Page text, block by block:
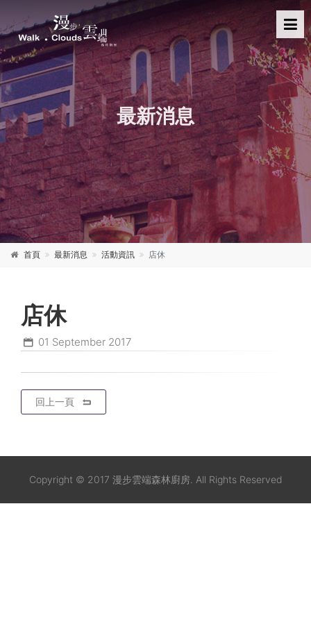
最新消息
首頁 最新消息 活動資訊 店休
店休
01 September 2017
回上一頁
Copyright © 2017 漫步雲端森林廚房. All Rights Reserved